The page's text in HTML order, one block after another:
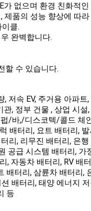
가 없으며 환경 친화적
품의 성능 향상에 따
클.
완벽합니다.
할 수 있습니다.
저속 EV, 주거용 아파
, 정부 건물 , 상업 시
/바,/디스코텍/콜드 체
배터리, 요트 배터리,
리, 리무진 배터리, 은
공급 시스템 배터리,
, 자동차 배터리, RV 배
터리, 삼륜차 배터리,
배터리, 태양 에너지
등